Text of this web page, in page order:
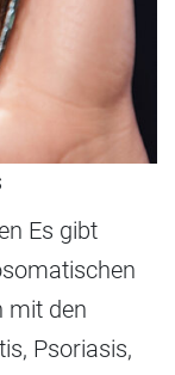
Es gibt
mit den
Psoriasis,